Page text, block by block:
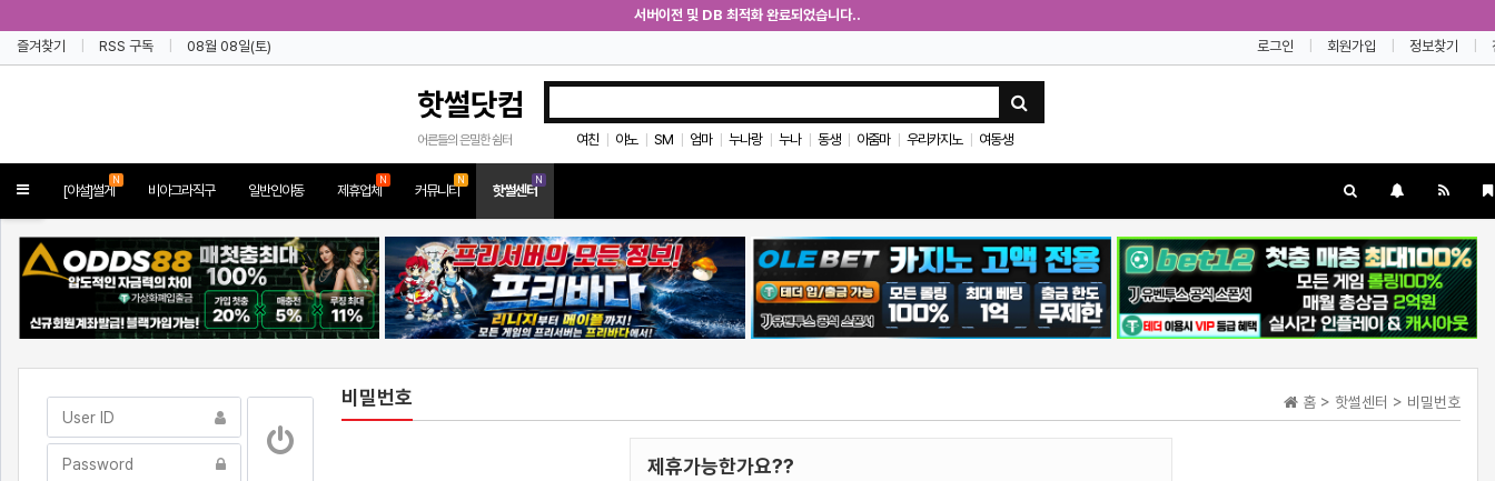
서버이전 및 DB 최적화 완료되었습니다..
즐겨찾기
RSS 구독 08월 08일(토) 로그인 회원가입 정보찾기
핫썰닷컴
어른들의 은밀한 쉼터 여친 야노 SM 엄마 누나랑 누나 동생 아줌마 우리카지노 여동생
Toggle[야설]썰게
N
비아그라직구 일반인야동 제휴업체
N
커뮤니티
N
핫썰센터
N
홈 > 핫썰센터 > 비밀번호
비밀번호
제휴가능한가요??